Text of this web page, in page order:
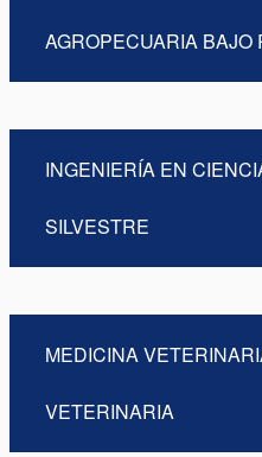
AGROPECUARIA BAJO
INGENIERÍA EN
SILVESTRE
MEDICINA
VETERINARIA